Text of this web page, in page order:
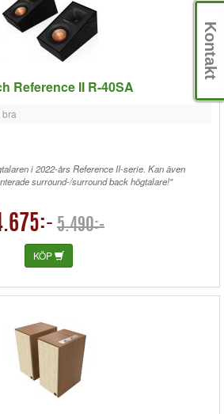
Reference II R-40SA
bra
i 2022-års Reference II-serie. Kan även
surround-/surround back högtalare!"
5.490:-
KÖP
Kontakt